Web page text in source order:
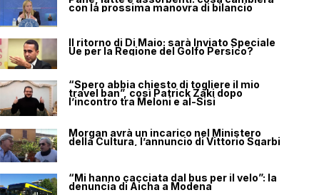
con la prossima manovra di bilancio
Il ritorno di Di Maio: sarà Inviato Speciale
Ue per la Regione del Golfo Persico?
“Spero abbia chiesto di togliere il mio
travel ban”, così Patrick Zaki dopo
l’incontro tra Meloni e al-Sisi
Morgan avrà un incarico nel Ministero
della Cultura, l’annuncio di Vittorio Sgarbi
“Mi hanno cacciata dal bus per il velo”: la
denuncia di Aicha a Modena